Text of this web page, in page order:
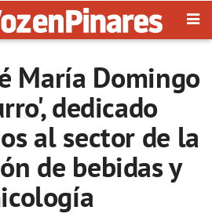
María Domingo
dedicado
al sector de la
de bebidas y